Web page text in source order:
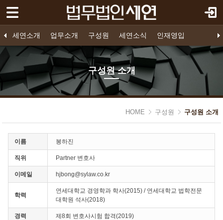
세연소개 업무소개 구성원 세연소식 인재영입
법인소개 오시는 길
프로젝트 파이낸스 구조화금융 기업법무 소송/중재
구성원 소개
공지사항
인재영입 영입공고 지원하기
구성원 소개
HOME 구성원 구성원 소개
이름 봉하진
직위 Partner 변호사
이메일 hjbong@sylaw.co.kr
학력
연세대학교 경영학과 학사(2015) / 연세대학교 법학전문
대학원 석사(2018)
경력 제8회 변호사시험 합격(2019)
로그인 회원가입
세연소개
업무소개
구성원
- 구성원 소개
인재영입
Sketchbook5, 스케치북5
Sketchbook5, 스케치북5